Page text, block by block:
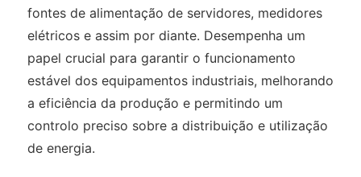
fontes de alimentação de servidores, medidores
elétricos e assim por diante. Desempenha um
papel crucial para garantir o funcionamento
estável dos equipamentos industriais, melhorando
a eficiência da produção e permitindo um
controlo preciso sobre a distribuição e utilização
de energia.